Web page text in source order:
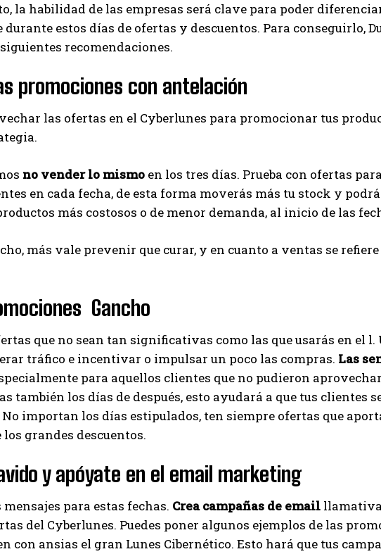
la habilidad de las empresas será clave para poder
durante estos días de ofertas y descuentos. Para conseguirlo,
recomendaciones.
promociones con antelación
las ofertas en el Cyberlunes para promocionar tus
no vender lo mismo en los tres días. Prueba con ofertas
en cada fecha, de esta forma moverás más tu stock y
más costosos o de menor demanda, al inicio de las
más vale prevenir que curar, y en cuanto a ventas se
Gancho
que no sean tan significativas como las que usarás en el
tráfico e incentivar o impulsar un poco las compras. Las
para aquellos clientes que no pudieron
también los días de después, esto ayudará a que tus clientes
importan los días estipulados, ten siempre ofertas que
grandes descuentos.
y apóyate en el email marketing
para estas fechas. Crea campañas de email
del Cyberlunes. Puedes poner algunos ejemplos de las
con ansias el gran Lunes Cibernético. Esto hará que tus